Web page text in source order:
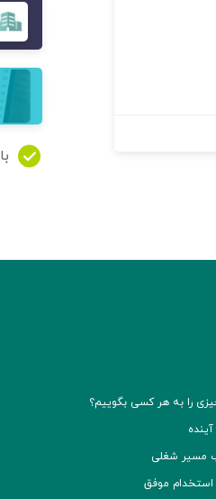
با
را به هر کسی بگوییم؟
مسیر شغلی